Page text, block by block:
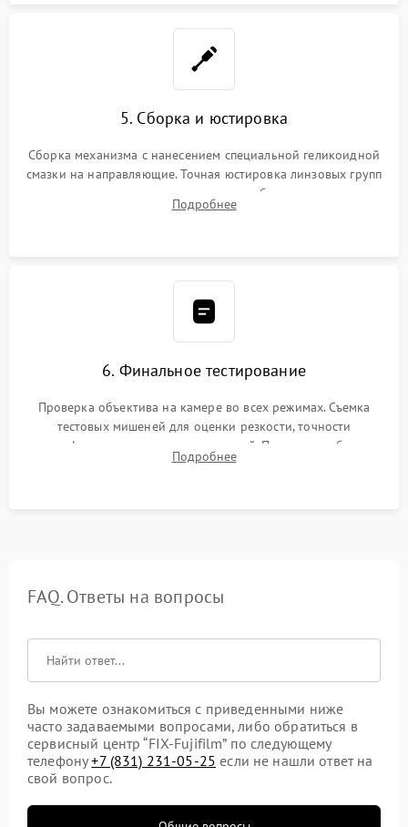
5. Сборка и юстировка
Сборка механизма с нанесением специальной геликоидной
смазки на направляющие. Точная юстировка линзовых групп
программным или механическим способом для устранения
бэк
Подробнее
6. Финальное тестирование
Проверка объектива на камере во всех режимах. Съемка
тестовых мишеней для оценки резкости, точности
автофокуса и отсутствия искажений. Проверка работы
диафрагмы на закрытых значениях и тестирование
Подробнее
FAQ. Ответы на вопросы
Вы можете ознакомиться с приведенными ниже
часто задаваемыми вопросами, либо обратиться в
сервисный центр “FIX-Fujifilm” по следующему
телефону+7 (831) 231-05-25 если не нашли ответ на
свой вопрос.